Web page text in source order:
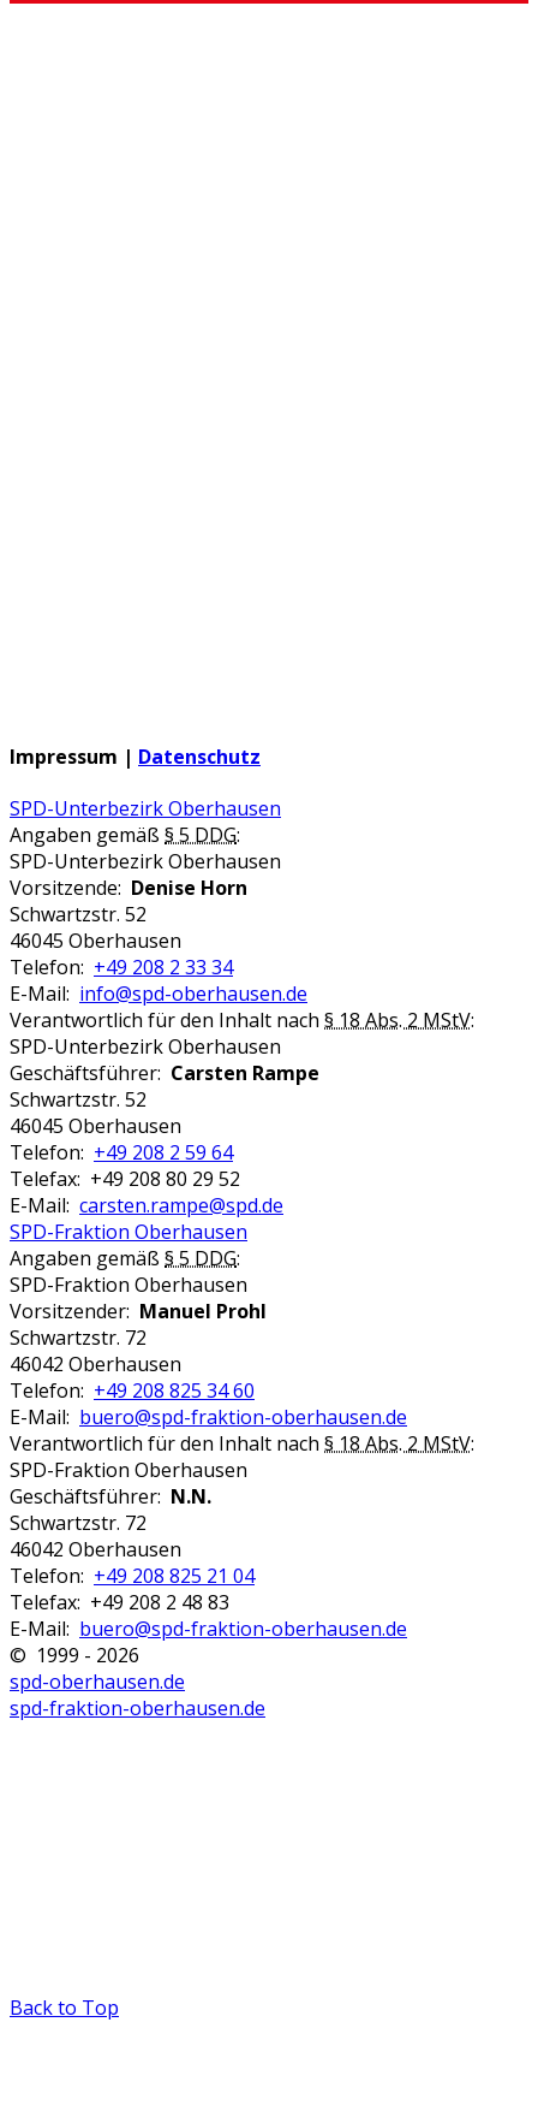
Impressum | Datenschutz
SPD-Unterbezirk Oberhausen
Angaben gemäß § 5 DDG:
SPD-Unterbezirk Oberhausen
Vorsitzende: Denise Horn
Schwartzstr. 52
46045 Oberhausen
Telefon: +49 208 2 33 34
E-Mail: info@spd-oberhausen.de
Verantwortlich für den Inhalt nach § 18 Abs. 2 MStV:
SPD-Unterbezirk Oberhausen
Geschäftsführer: Carsten Rampe
Schwartzstr. 52
46045 Oberhausen
Telefon: +49 208 2 59 64
Telefax: +49 208 80 29 52
E-Mail: carsten.rampe@spd.de
SPD-Fraktion Oberhausen
Angaben gemäß § 5 DDG:
SPD-Fraktion Oberhausen
Vorsitzender: Manuel Prohl
Schwartzstr. 72
46042 Oberhausen
Telefon: +49 208 825 34 60
E-Mail: buero@spd-fraktion-oberhausen.de
Verantwortlich für den Inhalt nach § 18 Abs. 2 MStV:
SPD-Fraktion Oberhausen
Geschäftsführer: N.N.
Schwartzstr. 72
46042 Oberhausen
Telefon: +49 208 825 21 04
Telefax: +49 208 2 48 83
E-Mail: buero@spd-fraktion-oberhausen.de
© 1999 - 2026
spd-oberhausen.de
spd-fraktion-oberhausen.de
Back to Top